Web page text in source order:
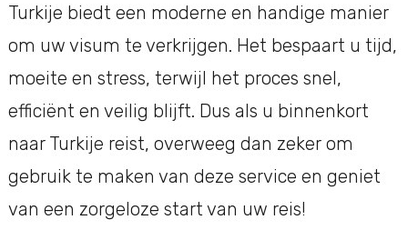
Turkije biedt een moderne en handige manier
om uw visum te verkrijgen. Het bespaart u tijd,
moeite en stress, terwijl het proces snel,
efficiënt en veilig blijft. Dus als u binnenkort
naar Turkije reist, overweeg dan zeker om
gebruik te maken van deze service en geniet
van een zorgeloze start van uw reis!